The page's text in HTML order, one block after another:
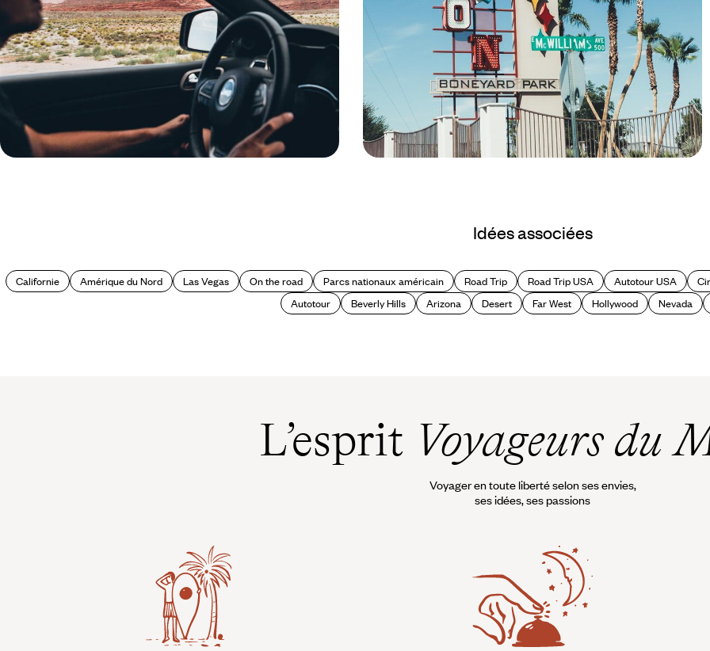
Idées associées
Californie Amérique du Nord Las Vegas On the road Parcs nationaux américain Road Trip Road Trip USA Autotour USA
Autotour
Beverly Hills Arizona Desert Far West Hollywood Nevada
L’esprit Voyageurs du
Voyager en toute liberté selon ses envies,
ses idées, ses passions